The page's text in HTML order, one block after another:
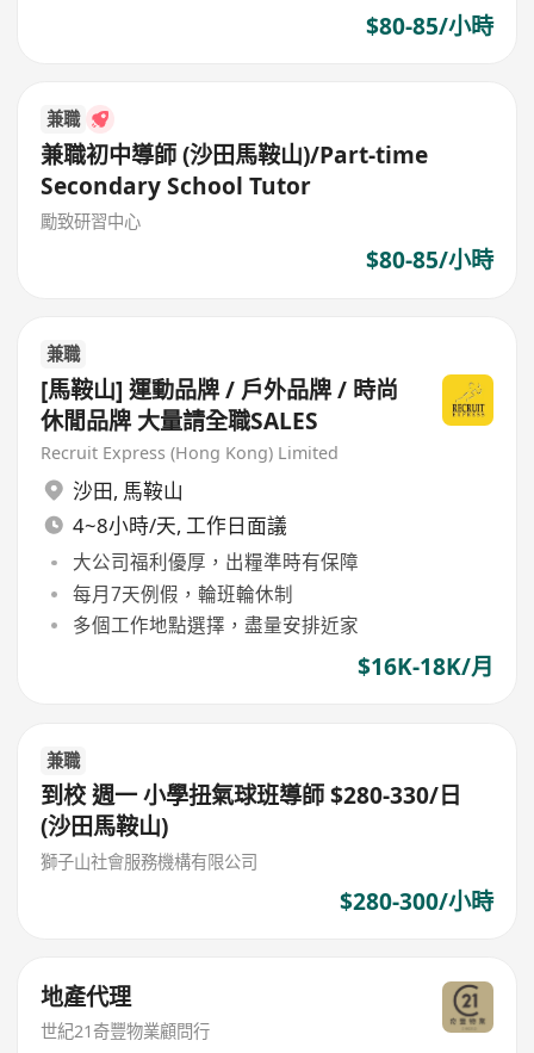
$80-85/小時
兼職
兼職初中導師 (沙田馬鞍山)/Part-time
Secondary School Tutor
勵致研習中心
$80-85/小時
兼職
[馬鞍山] 運動品牌 / 戶外品牌 / 時尚
休閒品牌 大量請全職SALES
Recruit Express (Hong Kong) Limited
沙田, 馬鞍山
4~8小時/天, 工作日面議
大公司福利優厚，出糧準時有保障
每月7天例假，輪班輪休制
多個工作地點選擇，盡量安排近家
$16K-18K/月
兼職
到校 週一 小學扭氣球班導師 $280-330/日
(沙田馬鞍山)
獅子山社會服務機構有限公司
$280-300/小時
地產代理
世紀21奇豐物業顧問行